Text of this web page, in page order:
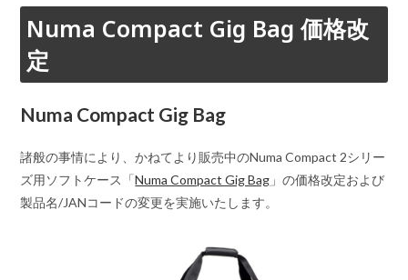
Numa Compact Gig Bag 価格改
定
Numa Compact Gig Bag
諸般の事情により、かねてより販売中のNuma Compact 2シリー
ズ用ソフトケース「Numa Compact Gig Bag 」の価格改定および
製品名/JANコードの変更を実施いたします。